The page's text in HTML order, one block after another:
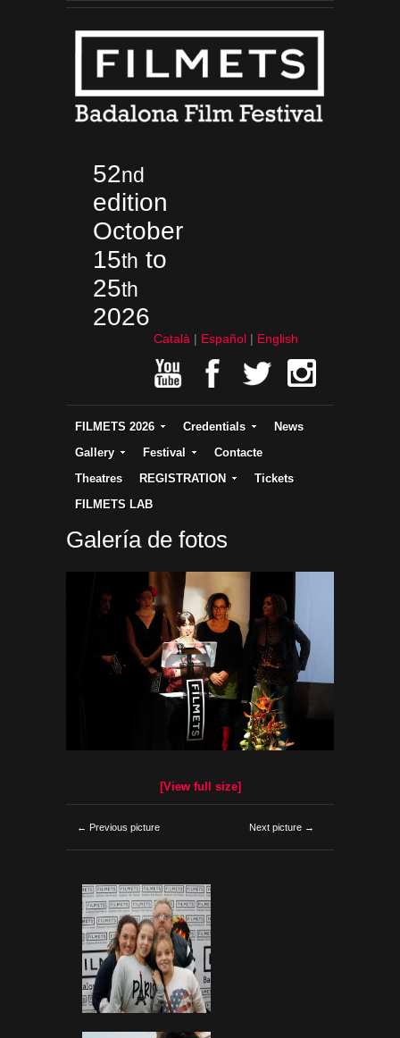
52nd
edition
October
15th to
25th
2026
Català Español English
FILMETS 2026 Credentials
News
Gallery
Festival
Contacte
Theatres
REGISTRATION
Tickets
FILMETS LAB
Galería de fotos
[View full size]
← Previous picture Next picture →